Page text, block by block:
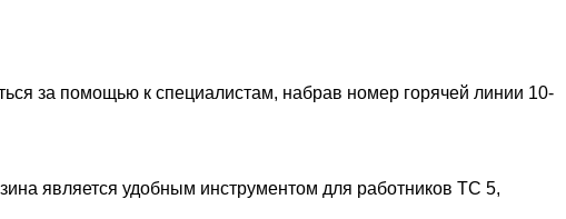
за помощью к специалистам, набрав номер горячей линии 10-
является удобным инструментом для работников ТС 5,